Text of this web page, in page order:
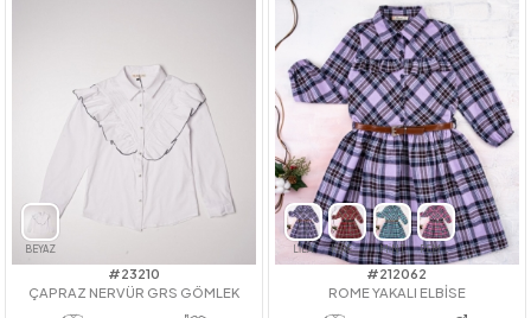
Üye Ol
Adet İLKBAHAR /
Sipariş Vermek İçin
Üye Ol